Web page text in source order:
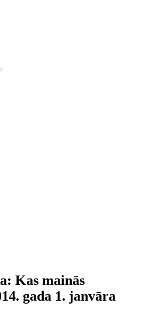
Kas mainās
gada 1. janvāra